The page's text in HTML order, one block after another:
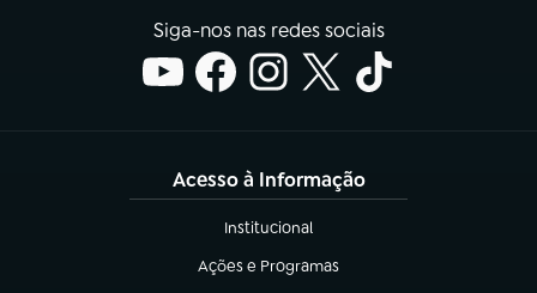
Siga-nos nas redes sociais
Acesso à Informação
Institucional
(abre em nova aba)
Ações e Programas
(abre em nova aba)